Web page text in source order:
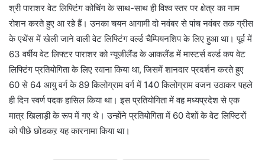
श्री पाराशर वेट लिफ्टिंग कोचिंग के साथ-साथ ही विश्व स्तर पर क्षेत्र का नाम
रोशन करते हुए आ रहे हैं। उनका चयन आगामी दो नवंबर से पांच नवंबर तक ग्रीस
के एथेंस में खेली जाने वाली वेट लिफ्टिंग वर्ल्ड चैम्पियनशिप के लिए हुआ था। पूर्व में
63 वर्षीय वेट लिफ्टर पाराशर को न्यूजीलैंड के आकलैंड में मास्टर्स वर्ल्ड कप वेट
लिफ्टिंग प्रतियोगिता के लिए रवाना किया था, जिसमें शानदार प्रदर्शन करते हुए
60 से 64 आयु वर्ग के 89 किलोग्राम वर्ग में 140 किलोग्राम वजन उठाकर पहले
ही दिन स्वर्ण पदक हासिल किया था। इस प्रतियोगिता में वह मध्यप्रदेश से एक
मात्र खिलाड़ी के रूप में गए थे। उन्होंने प्रतियोगिता में 60 देशों के वेट लिफ्टिरों
को पीछे छोडकऱ यह कारनामा किया था।